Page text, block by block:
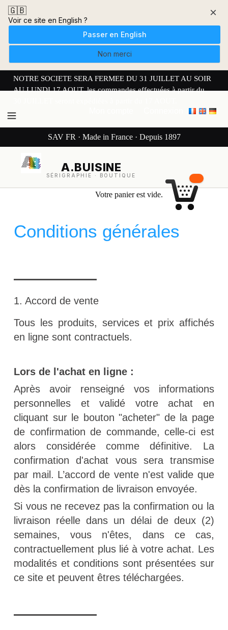
🇬🇧
Voir ce site en English ?
Passer en English
Non merci
×
NOTRE SOCIETE SERA FERMEE DU 31 JUILLET AU SOIR
AU LUNDI 17 AOUT. les commandes effectuées à partir du
SAV FR · Made in France · Depuis 1897
A.BUISINE
SÉRIGRAPHIE · BOUTIQUE
Votre panier est vide.
Conditions générales
1. Accord de vente
Tous les produits, services et prix affichés
en ligne sont contractuels.
Lors de l'achat en ligne :
Après avoir renseigné vos informations
personnelles et validé votre achat en
cliquant sur le bouton "acheter" de la page
de confirmation de commande, celle-ci est
alors considérée comme définitive. La
confirmation d'achat vous sera transmise
par mail. L’accord de vente n'est valide que
dès la confirmation de livraison envoyée.
Si vous ne recevez pas la confirmation ou la
livraison réelle dans un délai de deux (2)
semaines, vous n'êtes, dans ce cas,
contractuellement plus lié à votre achat. Les
modalités et conditions sont présentées sur
ce site et peuvent êtres téléchargées.